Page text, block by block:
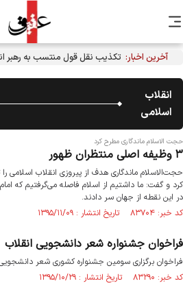
آخرین اخبار: تکذیب نقل قول منتسب به رهبر
انقلاب
اسلامی
حجت الاسلام ماندگاری مطرح کرد
۳ وظیفه اصلی منتظران ظهور
حجت‌الاسلام ماندگاری هدف از پیروزی انقلاب
کرد و گفت: ما داشتیم از اسلام فاصله می‌گرفتیم که
در این نقطه از جهان سر دادند.
کد خبر: ۸۳۷۰۴ تاریخ انتشار : ۱۳۹۵/۱۱/۰۹
فراخوان جشنواره شعر دانشجویی انقلاب
فراخوان برگزاری سومین جشنواره کشوری شعر
کد خبر: ۸۳۲۹۰ تاریخ انتشار : ۱۳۹۵/۱۰/۲۹